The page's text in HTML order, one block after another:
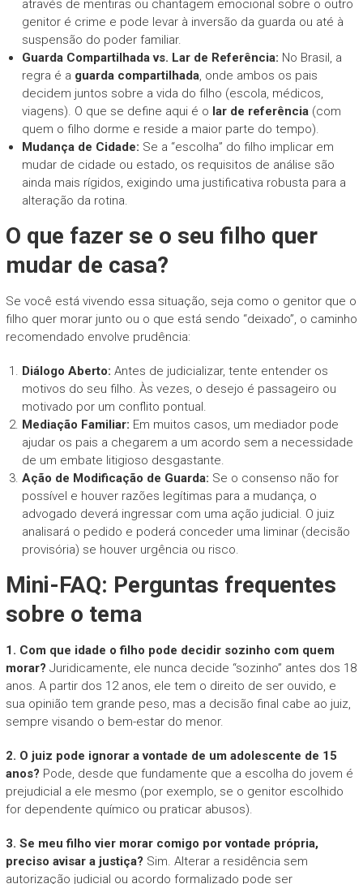
através de mentiras ou chantagem emocional sobre o outro
genitor é crime e pode levar à inversão da guarda ou até à
suspensão do poder familiar.
Guarda Compartilhada vs. Lar de Referência: No Brasil, a
regra é a guarda compartilhada, onde ambos os pais
decidem juntos sobre a vida do filho (escola, médicos,
viagens). O que se define aqui é o lar de referência(com
quem o filho dorme e reside a maior parte do tempo).
Mudança de Cidade: Se a “escolha” do filho implicar em
mudar de cidade ou estado, os requisitos de análise são
ainda mais rígidos, exigindo uma justificativa robusta para a
alteração da rotina.
O que fazer se o seu filho quer
mudar de casa?
Se você está vivendo essa situação, seja como o genitor que o
filho quer morar junto ou o que está sendo “deixado”, o caminho
recomendado envolve prudência:
Diálogo Aberto: Antes de judicializar, tente entender os
motivos do seu filho. Às vezes, o desejo é passageiro ou
motivado por um conflito pontual.
Mediação Familiar: Em muitos casos, um mediador pode
ajudar os pais a chegarem a um acordo sem a necessidade
de um embate litigioso desgastante.
Ação de Modificação de Guarda: Se o consenso não for
possível e houver razões legítimas para a mudança, o
advogado deverá ingressar com uma ação judicial. O juiz
analisará o pedido e poderá conceder uma liminar (decisão
provisória) se houver urgência ou risco.
Mini-FAQ: Perguntas frequentes
sobre o tema
1. Com que idade o filho pode decidir sozinho com quem
morar? Juridicamente, ele nunca decide “sozinho” antes dos 18
anos. A partir dos 12 anos, ele tem o direito de ser ouvido, e
sua opinião tem grande peso, mas a decisão final cabe ao juiz,
sempre visando o bem-estar do menor.
2. O juiz pode ignorar a vontade de um adolescente de 15
anos? Pode, desde que fundamente que a escolha do jovem é
prejudicial a ele mesmo (por exemplo, se o genitor escolhido
for dependente químico ou praticar abusos).
3. Se meu filho vier morar comigo por vontade própria,
preciso avisar a justiça? Sim. Alterar a residência sem
autorização judicial ou acordo formalizado pode ser